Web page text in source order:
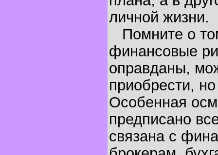
личной жизни.
Помните о
финансовые
оправданы,
приобрести,
Особенная
предписано
связана с